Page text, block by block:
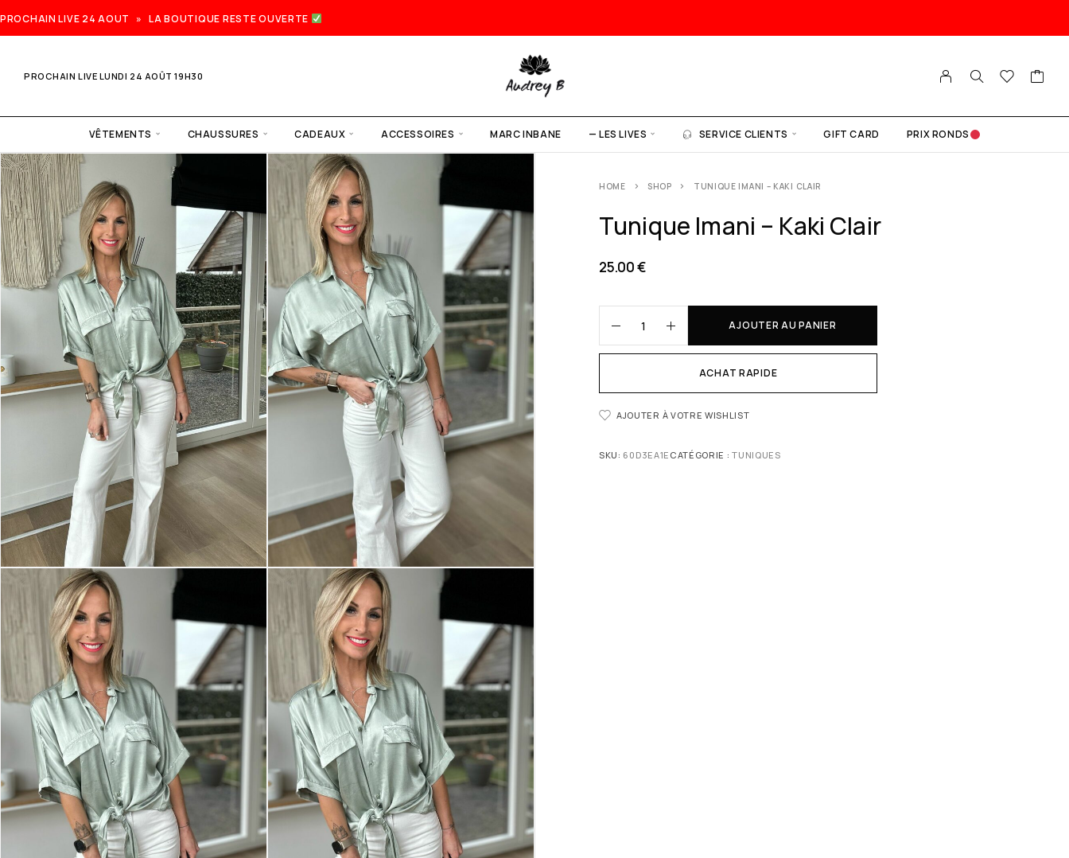
PROCHAIN LIVE 24 AOUT » LA BOUTIQUE RESTE OUVERTE
PROCHAIN LIVE LUNDI 24 AOÛT 19H30
VÊTEMENTS CHAUSSURES CADEAUX ACCESSOIRES MARC INBANE — LES LIVES SERVICE CLIENTS GIFT CARD PRIX RONDS
HOME SHOP TUNIQUE IMANI – KAKI CLAIR
Tunique Imani – Kaki Clair
25.00€
AJOUTER AU PANIER
ACHAT RAPIDE
AJOUTER À VOTRE WISHLIST
SKU: 60D3EA1E CATÉGORIE :TUNIQUES